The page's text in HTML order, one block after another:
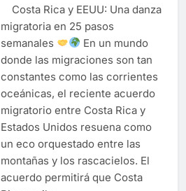
Costa Rica y EEUU: Una danza
migratoria en 25 pasos
semanales
En un mundo
donde las migraciones son tan
constantes como las corrientes
oceánicas, el reciente acuerdo
migratorio entre Costa Rica y
Estados Unidos resuena como
un eco orquestado entre las
montañas y los rascacielos. El
acuerdo permitirá que Costa